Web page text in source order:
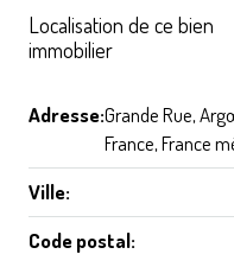
Localisation de ce bien
immobilier
Adresse:Grande Rue,
France, France
Ville:
Code postal: